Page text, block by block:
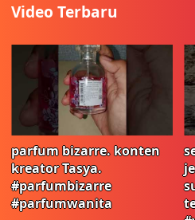
Video Terbaru
parfum bizarre. konten
kreator Tasya.
#parfumbizarre
#parfumwanita